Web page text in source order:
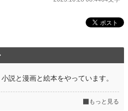
説と漫画と絵本をやっています。
もっと見る